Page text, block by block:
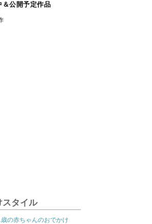
＆公開予定作品
スタイル
歳の赤ちゃんのおでかけ